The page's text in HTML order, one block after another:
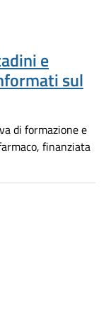
e
sul
di formazione e
finanziata